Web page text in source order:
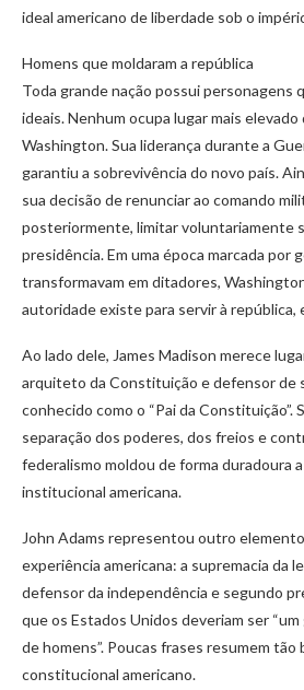
ideal americano de liberdade sob o
Homens que moldaram a república
Toda grande nação possui personagens
ideais. Nenhum ocupa lugar mais
Washington. Sua liderança durante a
garantiu a sobrevivência do novo país.
sua decisão de renunciar ao comando
posteriormente, limitar voluntariamente
presidência. Em uma época marcada por
transformavam em ditadores,
autoridade existe para servir à república,
Ao lado dele, James Madison merece
arquiteto da Constituição e defensor de
conhecido como o “Pai da Constituição”.
separação dos poderes, dos freios e
federalismo moldou de forma duradoura
institucional americana.
John Adams representou outro
experiência americana: a supremacia da
defensor da independência e segundo
que os Estados Unidos deveriam ser
de homens”. Poucas frases resumem tão
constitucional americano.